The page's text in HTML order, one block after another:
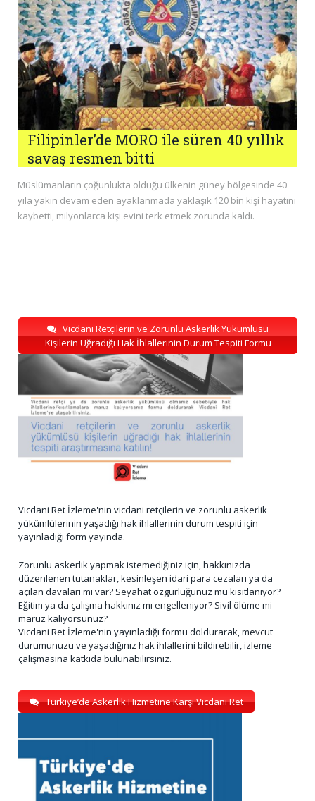
Filipinler’de MORO ile süren 40 yıllık
savaş resmen bitti
Müslümanların çoğunlukta olduğu ülkenin güney bölgesinde 40
yıla yakın devam eden ayaklanmada yaklaşık 120 bin kişi hayatını
kaybetti, milyonlarca kişi evini terk etmek zorunda kaldı.
Vicdani Retçilerin ve Zorunlu Askerlik Yükümlüsü
Kişilerin Uğradığı Hak İhlallerinin Durum Tespiti Formu
Vicdani Ret İzleme'nin vicdani retçilerin ve zorunlu askerlik
yükümlülerinin yaşadığı hak ihlallerinin durum tespiti için
yayınladığı form yayında.
Zorunlu askerlik yapmak istemediğiniz için, hakkınızda
düzenlenen tutanaklar, kesinleşen idari para cezaları ya da
açılan davaları mı var? Seyahat özgürlüğünüz mü kısıtlanıyor?
Eğitim ya da çalışma hakkınız mı engelleniyor? Sivil ölüme mi
maruz kalıyorsunuz?
Vicdani Ret İzleme'nin yayınladığı formu doldurarak, mevcut
durumunuzu ve yaşadığınız hak ihlallerini bildirebilir, izleme
çalışmasına katkıda bulunabilirsiniz.
Türkiye’de Askerlik Hizmetine Karşı Vicdani Ret